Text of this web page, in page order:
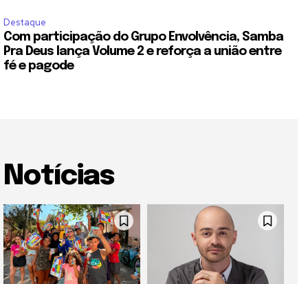
Destaque
Com participação do Grupo Envolvência, Samba
Pra Deus lança Volume 2 e reforça a união entre
fé e pagode
Notícias